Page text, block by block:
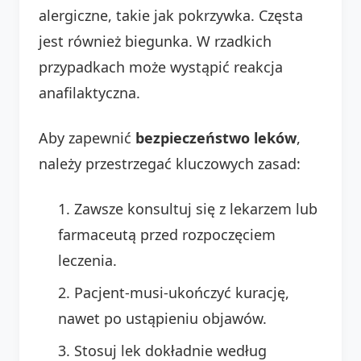
alergiczne, takie jak pokrzywka. Częsta
jest również biegunka. W rzadkich
przypadkach może wystąpić reakcja
anafilaktyczna.
Aby zapewnić bezpieczeństwo leków,
należy przestrzegać kluczowych zasad:
Zawsze konsultuj się z lekarzem lub
farmaceutą przed rozpoczęciem
leczenia.
Pacjent-musi-ukończyć kurację,
nawet po ustąpieniu objawów.
Stosuj lek dokładnie według